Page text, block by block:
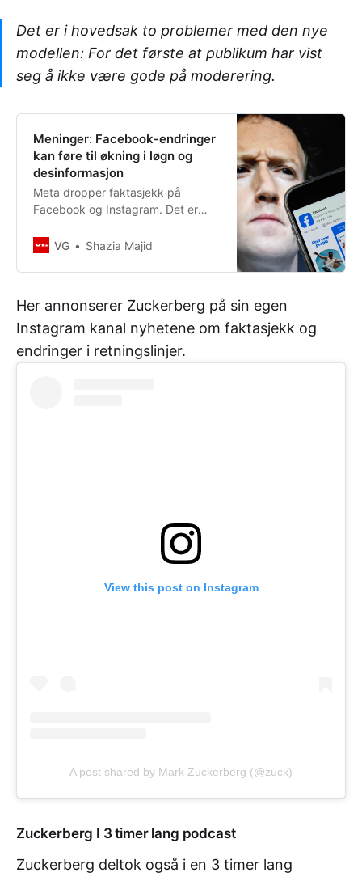
Det er i hovedsak to problemer med den nye
modellen: For det første at publikum har vist
seg å ikke være gode på moderering.
Meninger: Facebook-endringer
kan føre til økning i løgn og
desinformasjon
Meta dropper faktasjekk på
Facebook og Instagram. Det er
VG
Shazia Majid
Her annonserer Zuckerberg på sin egen
Instagram kanal nyhetene om faktasjekk og
endringer i retningslinjer.
View this post on Instagram
A post shared by Mark Zuckerberg (@zuck)
Zuckerberg I 3 timer lang podcast
Zuckerberg deltok også i en 3 timer lang